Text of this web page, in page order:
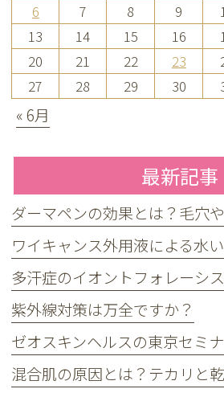
6
7 8 9
13
14 15 16
20
21 22 23
27
28 29 30
« 6月
最新記事
ワイキャンス外用液による水
紫外線対策は万全ですか？